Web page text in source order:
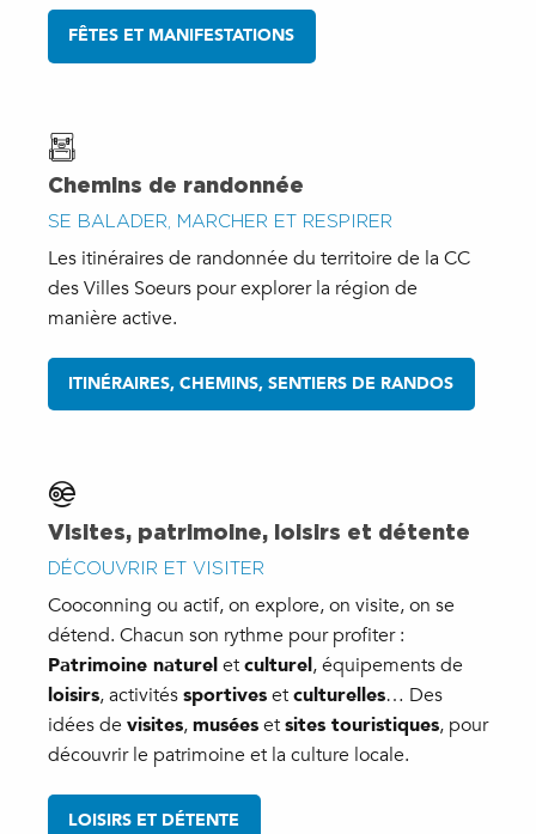
FÊTES ET MANIFESTATIONS
Chemins de randonnée
SE BALADER, MARCHER ET RESPIRER
Les itinéraires de randonnée du territoire de la CC
des Villes Soeurs pour explorer la région de
manière active.
ITINÉRAIRES, CHEMINS, SENTIERS DE RANDOS
Visites, patrimoine, loisirs et détente
DÉCOUVRIR ET VISITER
Cooconning ou actif, on explore, on visite, on se
détend. Chacun son rythme pour profiter :
Patrimoine natureletculturel, équipements de
loisirs, activitéssportivesetculturelles… Des
idées de visites,muséesetsites touristiques, pour
découvrir le patrimoine et la culture locale.
LOISIRS ET DÉTENTE